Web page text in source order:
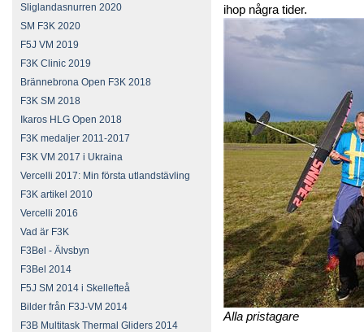
Sliglandasnurren 2020
SM F3K 2020
F5J VM 2019
F3K Clinic 2019
Brännebrona Open F3K 2018
F3K SM 2018
Ikaros HLG Open 2018
F3K medaljer 2011-2017
F3K VM 2017 i Ukraina
Vercelli 2017: Min första utlandstävling
F3K artikel 2010
Vercelli 2016
Vad är F3K
F3Bel - Älvsbyn
F3Bel 2014
F5J SM 2014 i Skellefteå
Bilder från F3J-VM 2014
F3B Multitask Thermal Gliders 2014
ihop några tider.
Alla pristagare